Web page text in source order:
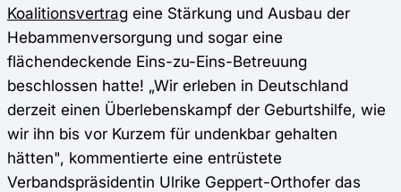
Koalitionsvertrag eine Stärkung und Ausbau der
Hebammenversorgung und sogar eine
flächendeckende Eins-zu-Eins-Betreuung
beschlossen hatte! „Wir erleben in Deutschland
derzeit einen Überlebenskampf der Geburtshilfe, wie
wir ihn bis vor Kurzem für undenkbar gehalten
hätten", kommentierte eine entrüstete
Verbandspräsidentin Ulrike Geppert-Orthofer das